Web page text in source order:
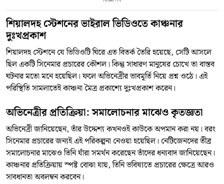
শিয়ালদহ স্টেশনের ভাইরাল ভিডিওতে কাঞ্চনার
দুঃখপ্রকাশ
শিয়ালদহ স্টেশনে যে ভিডিওটি ঘিরে এত বিতর্ক তৈরি হয়েছে, সেটি আসলে
ছিল একটি সিনেমার প্রচারের কৌশল। কিন্তু সাধারণ মানুষের চোখে তা বাস্তব
ঘটনার মতো মনে হয়েছিল। ফলে অভিনেত্রীর ভাবমূর্তি নিয়ে প্রশ্ন ওঠে। এই
পরিস্থিতি সামলাতেই কাঞ্চনা মৈত্র প্রকাশ্যে দুঃখপ্রকাশ করেন।
অভিনেত্রীর প্রতিক্রিয়া: সমালোচনার মাঝেও কৃতজ্ঞতা
অভিনেত্রী জানিয়েছেন, তাঁর উদ্দেশ্য কখনওই কাউকে অপমান করা নয়। বরং
সিনেমার প্রচারের জন্যই এই পরিকল্পনা নেওয়া হয়েছিল। নেটিজেনদের তীব্র
সমালোচনার মাঝেও তিনি যাঁরা সমর্থন করেছেন তাঁদের ধন্যবাদ জানিয়েছেন।
কাঞ্চনার প্রতিক্রিয়ায় স্পষ্ট বোঝা যায়, তিনি ভবিষ্যতে প্রচারের ক্ষেত্রে আরও
সাবধানতা অবলম্বন করবেন।